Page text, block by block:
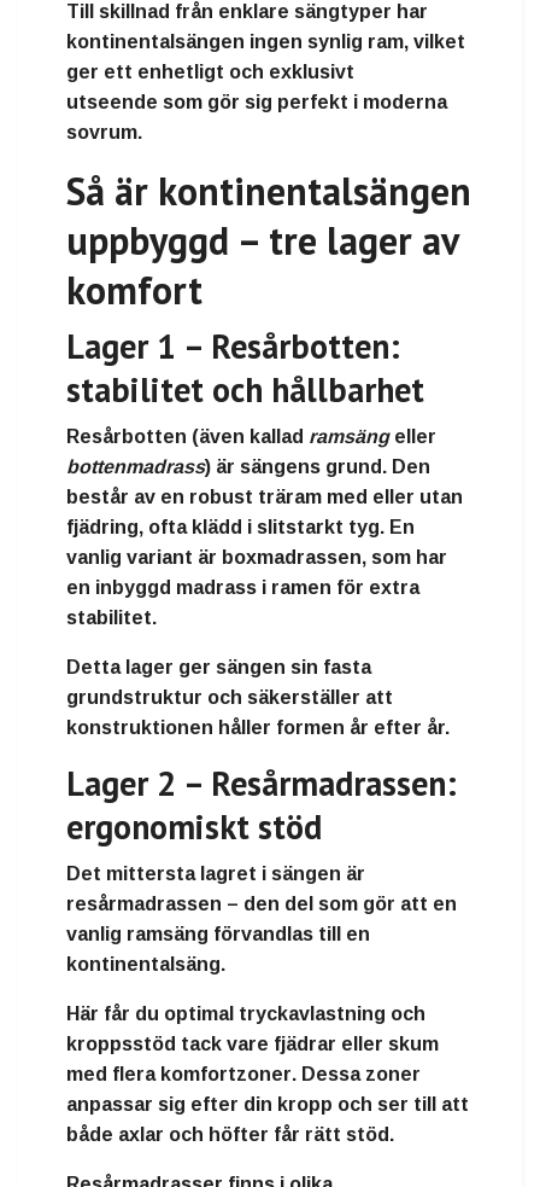
Till skillnad från enklare sängtyper har
kontinentalsängen ingen synlig ram, vilket
ger ett enhetligt och exklusivt
utseende som gör sig perfekt i moderna
sovrum.
Så är kontinentalsängen
uppbyggd – tre lager av
komfort
Lager 1 – Resårbotten:
stabilitet och hållbarhet
Resårbotten (även kallad ramsäng eller
bottenmadrass) är sängens grund. Den
består av en robust träram med eller utan
fjädring, ofta klädd i slitstarkt tyg. En
vanlig variant är boxmadrassen, som har
en inbyggd madrass i ramen för extra
stabilitet.
Detta lager ger sängen sin fasta
grundstruktur och säkerställer att
konstruktionen håller formen år efter år.
Lager 2 – Resårmadrassen:
ergonomiskt stöd
Det mittersta lagret i sängen är
resårmadrassen – den del som gör att en
vanlig ramsäng förvandlas till en
kontinentalsäng.
Här får du optimal tryckavlastning och
kroppsstöd tack vare fjädrar eller skum
med flera komfortzoner. Dessa zoner
anpassar sig efter din kropp och ser till att
både axlar och höfter får rätt stöd.